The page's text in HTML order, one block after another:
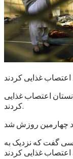
اعتصاب غذایی کردند
اعتصاب غذایی
کردند.
گفت که نزدیک به